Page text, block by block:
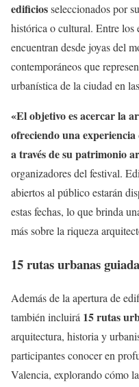
edificiosseleccionados por
histórica o cultural. Entre los
encuentran desde joyas del
contemporáneos que
urbanística de la ciudad en
«El objetivo es acercar la
ofreciendo una
a través de su patrimonio
organizadores del festival.
abiertos al público estarán
estas fechas, lo que brinda
más sobre la riqueza
15 rutas urbanas
Además de la apertura de
también incluirá 15 rutas
arquitectura, historia y
participantes conocer en
Valencia, explorando cómo